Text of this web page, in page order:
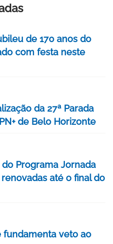
de 170 anos do
com festa neste
da 27ª Parada
de Belo Horizonte
Programa Jornada
até o final do
fundamenta veto ao